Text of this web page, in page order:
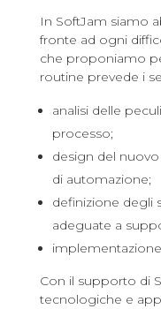
In SoftJam siamo
fronte ad ogni
che proponiamo
routine prevede i
analisi delle
processo;
design del
di automazione;
definizione degli
adeguate a
Con il supporto di
tecnologiche e